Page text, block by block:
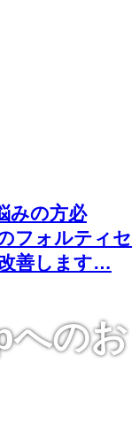
みの方必
フォルティセ
善します…
へのお